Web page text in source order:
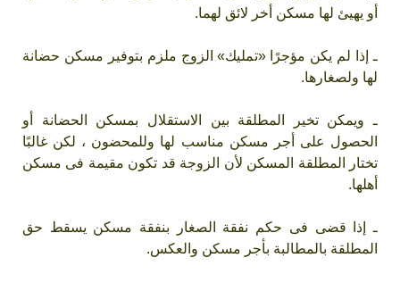
أو يهيئ لها مسكن أخر لائق لهما.
ـ إذا لم يكن مؤجرًا «تمليك» الزوج ملزم بتوفير مسكن حضانة
لها ولصغارها.
ـ ويمكن تخير المطلقة بين الاستقلال بمسكن الحضانة أو
الحصول على أجر مسكن مناسب لها وللمحضون ، لكن غالبًا
تختار المطلقة المسكن لأن الزوجة قد تكون مقيمة فى مسكن
أهلها.
ـ إذا قضى فى حكم نفقة الصغار بنفقة مسكن يسقط حق
المطلقة بالمطالبة بأجر مسكن والعكس.